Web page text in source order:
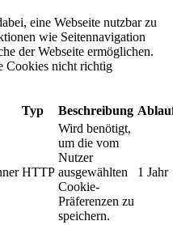
eine Webseite nutzbar zu
wie Seitennavigation
der Webseite ermöglichen.
Cookies nicht richtig
Typ Beschreibung
HTTP
Wird benötigt,
um die vom
Nutzer
ausgewählten
Cookie-
Präferenzen zu
speichern.
1 Jahr